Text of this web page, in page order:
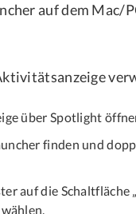
auf dem Mac/
über Spotlight
finden und
auf die Schaltfläche